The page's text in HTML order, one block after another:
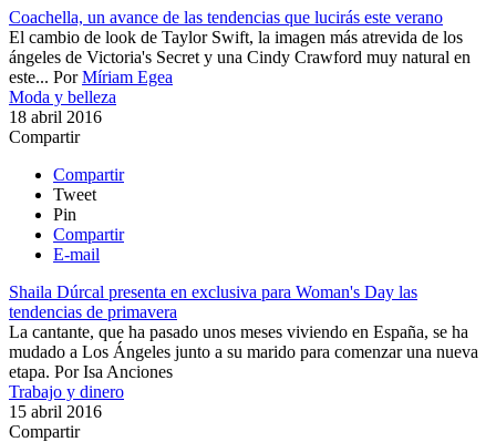
Coachella, un avance de las tendencias que lucirás este verano
El cambio de look de Taylor Swift, la imagen más atrevida de los
ángeles de Victoria's Secret y una Cindy Crawford muy natural en
este... PorMíriam Egea
Moda y belleza
18 abril 2016
Compartir
Compartir
Tweet
Pin
Compartir
E-mail
Shaila Dúrcal presenta en exclusiva para Woman's Day las
tendencias de primavera
La cantante, que ha pasado unos meses viviendo en España, se ha
mudado a Los Ángeles junto a su marido para comenzar una nueva
etapa. PorIsa Anciones
Trabajo y dinero
15 abril 2016
Compartir